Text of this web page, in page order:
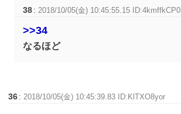
38 : 2018/10/05(金) 10:45:55.15 ID:4kmffkCP0
>>34
なるほど
36 : 2018/10/05(金) 10:45:39.83 ID:KlTXO8yor